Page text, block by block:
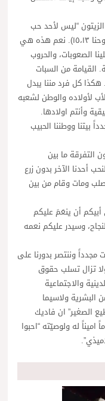
“ليس لأحد حب
أعظم من أن يبذل نفسه في سبيل أحباءه”(يوحنا ١٥،١٣). نعم هذه هي
الصعوبات، والحروب
القيامة من السبات
كل فرد مننا يبدل
لأولاده والوطن لشعبه
وأنتم اولادها.
بيتنا ووطننا الحبيب
التفرقة ما بين
أحدنا الآخر بدون زرع
صلب ومات وقام من بين
أن ينعَمَ عليكم
والنجاح، وسيدر عليكم نعمه
وننتصر بدورنا على
تزال تسلب حقوق
والاجتماعية
ولاسيما
الصغير” ان فاديك
له ولوصيّته “احبوا